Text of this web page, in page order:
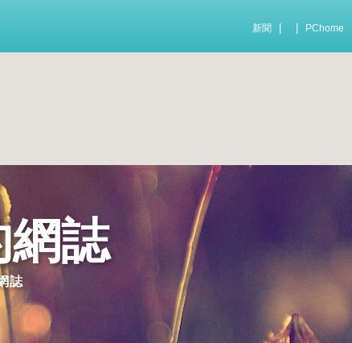
新聞 PChome
網誌
誌